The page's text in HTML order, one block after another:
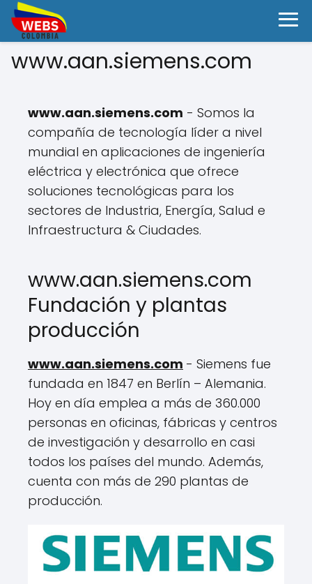
www.aan.siemens.com
www.aan.siemens.com - Somos la
compañía de tecnología líder a nivel
mundial en aplicaciones de ingeniería
eléctrica y electrónica que ofrece
soluciones tecnológicas para los
sectores de Industria, Energía, Salud e
Infraestructura & Ciudades.
www.aan.siemens.com
Fundación y plantas
producción
www.aan.siemens.com - Siemens fue
fundada en 1847 en Berlín – Alemania.
Hoy en día emplea a más de 360.000
personas en oficinas, fábricas y centros
de investigación y desarrollo en casi
todos los países del mundo. Además,
cuenta con más de 290 plantas de
producción.